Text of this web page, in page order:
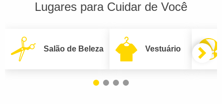
Lugares para Cuidar de Você
Salão de Beleza Vestuário